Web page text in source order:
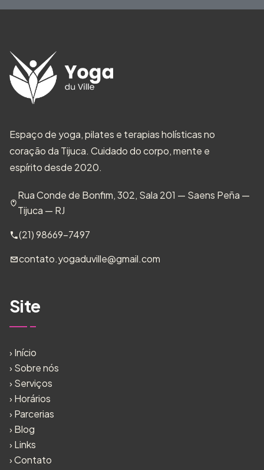
Espaço de yoga, pilates e terapias holísticas no
coração da Tijuca. Cuidado do corpo, mente e
espírito desde 2020.
Rua Conde de Bonfim, 302, Sala 201 — Saens Peña —
Tijuca — RJ
(21) 98669-7497
contato.yogaduville@gmail.com
Site
› Início
› Sobre nós
› Serviços
› Horários
› Parcerias
› Blog
› Links
›Contato